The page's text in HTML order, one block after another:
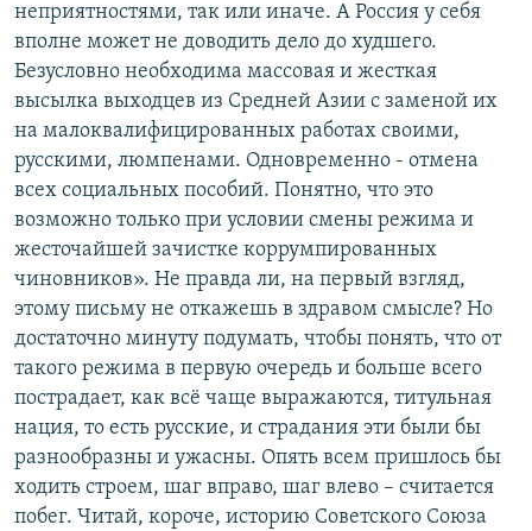
неприятностями, так или иначе. А Россия у себя
вполне может не доводить дело до худшего.
Безусловно необходима массовая и жесткая
высылка выходцев из Средней Азии с заменой их
на малоквалифицированных работах своими,
русскими, люмпенами. Одновременно - отмена
всех социальных пособий. Понятно, что это
возможно только при условии смены режима и
жесточайшей зачистке коррумпированных
чиновников». Не правда ли, на первый взгляд,
этому письму не откажешь в здравом смысле? Но
достаточно минуту подумать, чтобы понять, что от
такого режима в первую очередь и больше всего
пострадает, как всё чаще выражаются, титульная
нация, то есть русские, и страдания эти были бы
разнообразны и ужасны. Опять всем пришлось бы
ходить строем, шаг вправо, шаг влево – считается
побег. Читай, короче, историю Советского Союза